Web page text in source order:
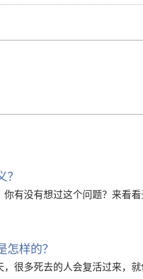
有没有想过这个问题？来看看
样的？
很多死去的人会复活过来，就